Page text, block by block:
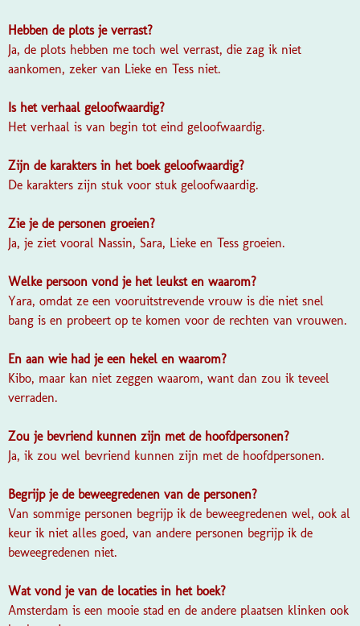
Hebben de plots je verrast?
Ja, de plots hebben me toch wel verrast, die zag ik niet
aankomen, zeker van Lieke en Tess niet.
Is het verhaal geloofwaardig?
Het verhaal is van begin tot eind geloofwaardig.
Zijn de karakters in het boek geloofwaardig?
De karakters zijn stuk voor stuk geloofwaardig.
Zie je de personen groeien?
Ja, je ziet vooral Nassin, Sara, Lieke en Tess groeien.
Welke persoon vond je het leukst en waarom?
Yara, omdat ze een vooruitstrevende vrouw is die niet snel
bang is en probeert op te komen voor de rechten van vrouwen.
En aan wie had je een hekel en waarom?
Kibo, maar kan niet zeggen waarom, want dan zou ik teveel
verraden.
Zou je bevriend kunnen zijn met de hoofdpersonen?
Ja, ik zou wel bevriend kunnen zijn met de hoofdpersonen.
Begrijp je de beweegredenen van de personen?
Van sommige personen begrijp ik de beweegredenen wel, ook al
keur ik niet alles goed, van andere personen begrijp ik de
beweegredenen niet.
Wat vond je van de locaties in het boek?
Amsterdam is een mooie stad en de andere plaatsen klinken ook